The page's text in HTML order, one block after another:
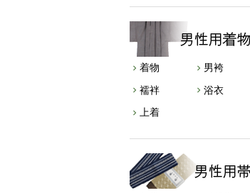
着物
男袴
襦袢
浴衣
上着